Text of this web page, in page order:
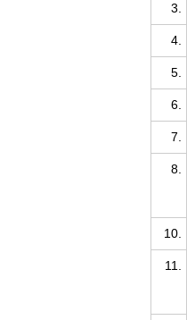
3.
4.
5.
6.
7.
8.
10.
11.